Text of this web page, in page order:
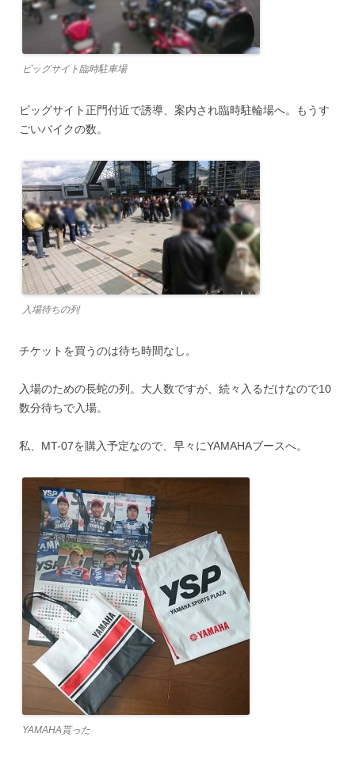
ビッグサイト臨時駐車場
ビッグサイト正門付近で誘導、案内され臨時駐輪場へ。もうす
ごいバイクの数。
入場待ちの列
チケットを買うのは待ち時間なし。
入場のための長蛇の列。大人数ですが、続々入るだけなので10
数分待ちで入場。
私、MT-07を購入予定なので、早々にYAMAHAブースへ。
YAMAHA貰った